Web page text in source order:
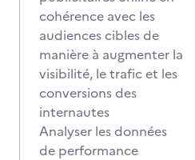
cohérence avec les
audiences cibles de
manière à augmenter la
visibilité, le trafic et les
conversions des
internautes
Analyser les données
de performance